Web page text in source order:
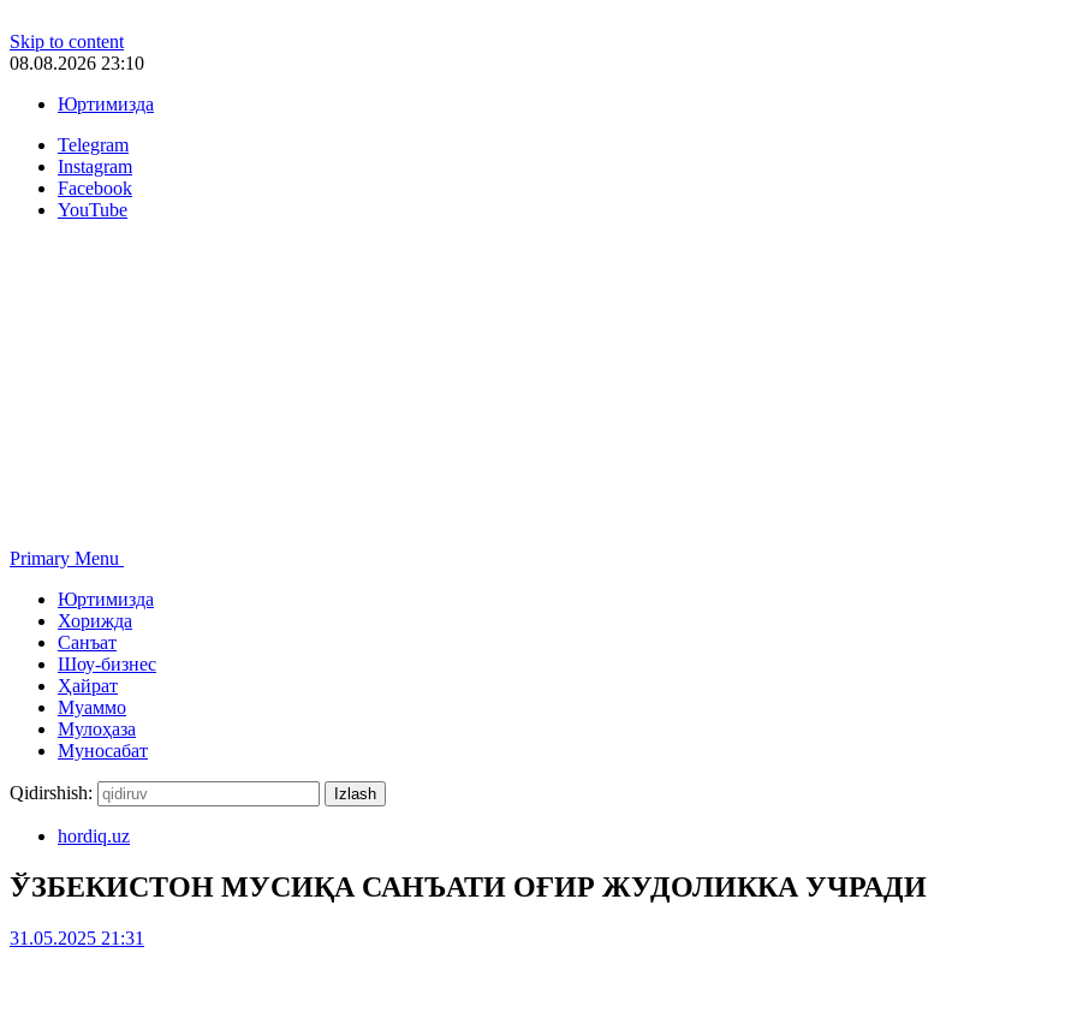
Skip to content
08.08.2026 23:10
Юртимизда
Telegram
Instagram
Facebook
YouTube
Primary Menu
Юртимизда
Хорижда
Санъат
Шоу-бизнес
Ҳайрат
Муаммо
Мулоҳаза
Муносабат
Qidirshish:
hordiq.uz
ЎЗБЕКИСТОН МУСИҚА САНЪАТИ ОҒИР ЖУДОЛИККА УЧРАДИ
31.05.2025 21:31